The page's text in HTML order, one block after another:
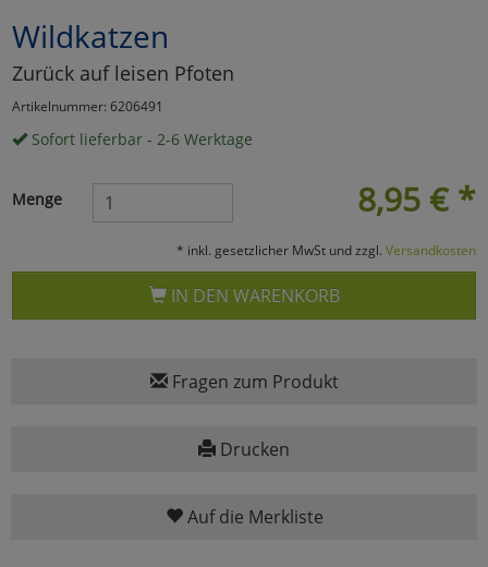
Wildkatzen
Zurück auf leisen Pfoten
Artikelnummer: 6206491
Sofort lieferbar - 2-6 Werktage
8,95 € *
Menge
* inkl. gesetzlicher MwSt und zzgl. Versandkosten
IN DEN WARENKORB
Fragen zum Produkt
Drucken
Auf die Merkliste
Marketing
Umfragetools
Cookies
Alle Akzeptieren
Cookies
zurückzu Haupptseite